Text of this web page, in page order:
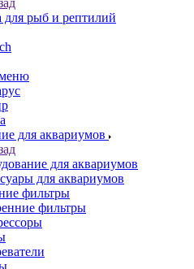
для рыб и рептилий
для аквариумов
для аквариумов
для аквариумов
фильтры
фильтры